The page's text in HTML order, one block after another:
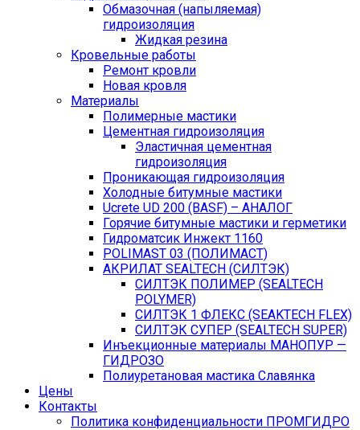
Обмазочная (напыляемая)
гидроизоляция
Жидкая резина
Кровельные работы
Ремонт кровли
Новая кровля
Материалы
Полимерные мастики
Цементная гидроизоляция
Эластичная цементная
гидроизоляция
Проникающая гидроизоляция
Холодные битумные мастики
Ucrete UD 200 (BASF) – АНАЛОГ
Горячие битумные мастики и герметики
Гидроматсик Инжект 1160
POLIMAST 03 (ПОЛИМАСТ)
АКРИЛАТ SEALTECH (СИЛТЭК)
СИЛТЭК ПОЛИМЕР (SEALTECH
POLYMER)
СИЛТЭК 1 ФЛЕКС (SEAKTECH FLEX)
СИЛТЭК СУПЕР (SEALTECH SUPER)
Инъекционные материалы МАНОПУР —
ГИДРОЗО
Полиуретановая мастика Славянка
Цены
Контакты
Политика конфиденциальности ПРОМГИДРО